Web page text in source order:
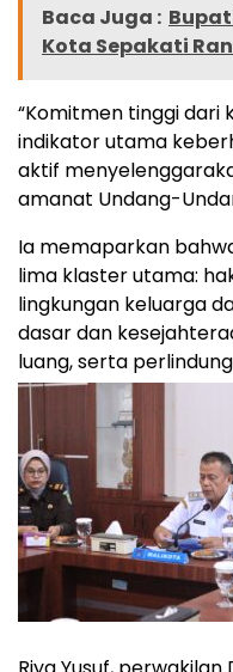
Baca Juga :
Kota Sepakati
“Komitmen tinggi dari
indikator utama
aktif
amanat Undang-
Ia memaparkan
lima klaster utama:
lingkungan keluarga
dasar dan
luang, serta